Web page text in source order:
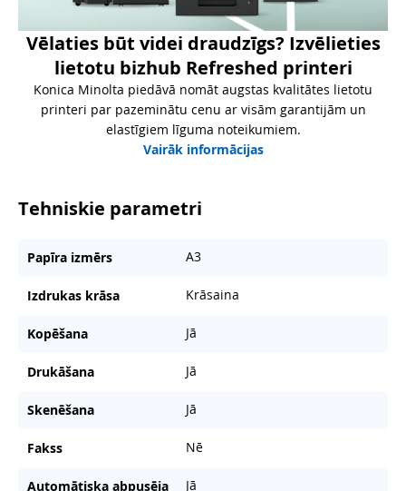
Vēlaties būt videi draudzīgs? Izvēlieties
lietotu bizhub Refreshed printeri
Konica Minolta piedāvā nomāt augstas kvalitātes lietotu
printeri par pazeminātu cenu ar visām garantijām un
elastīgiem līguma noteikumiem.
Vairāk informācijas
Tehniskie parametri
Papīra izmērs A3
Izdrukas krāsa Krāsaina
Kopēšana Jā
Drukāšana Jā
Skenēšana Jā
Fakss Nē
Automātiska abpusēja
Jā